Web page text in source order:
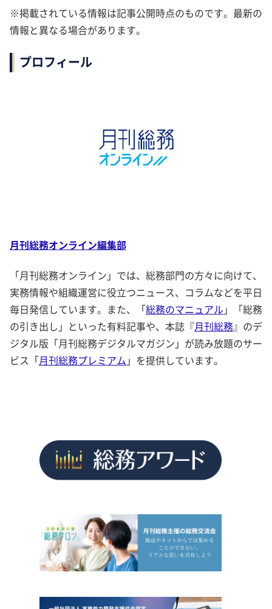
※掲載されている情報は記事公開時点のものです。最新の
情報と異なる場合があります。
プロフィール
月刊総務オンライン編集部
「月刊総務オンライン」では、総務部門の方々に向けて、
実務情報や組織運営に役立つニュース、コラムなどを平日
毎日発信しています。また、「総務のマニュアル 」「総務
の引き出し」といった有料記事や、本誌『月刊総務』のデ
ジタル版「月刊総務デジタルマガジン」が読み放題のサー
ビス「月刊総務プレミアム 」を提供しています。